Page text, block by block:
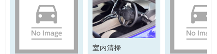
室内清掃